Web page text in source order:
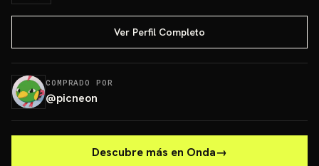
Ver Perfil Completo
COMPRADO POR
@picneon
Descubre más en Onda→